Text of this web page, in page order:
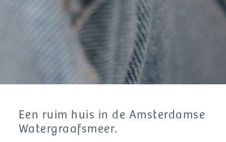
Een ruim huis in de Amsterdamse
Watergraafsmeer.